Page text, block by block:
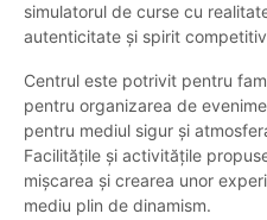
simulatorul de curse cu
autenticitate și spirit
Centrul este potrivit pentru
pentru organizarea de
pentru mediul sigur și
Facilitățile și activitățile
mișcarea și crearea unor
mediu plin de dinamism.